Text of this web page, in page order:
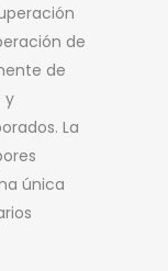
de
de
y
La
única